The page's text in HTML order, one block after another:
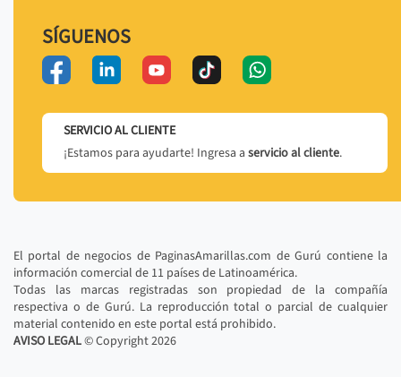
SÍGUENOS
SERVICIO AL CLIENTE
¡Estamos para ayudarte! Ingresa a servicio al cliente.
El portal de negocios de PaginasAmarillas.com de Gurú contiene la
información comercial de 11 países de Latinoamérica.
Todas las marcas registradas son propiedad de la compañía
respectiva o de Gurú. La reproducción total o parcial de cualquier
material contenido en este portal está prohibido.
AVISO LEGAL© Copyright2026